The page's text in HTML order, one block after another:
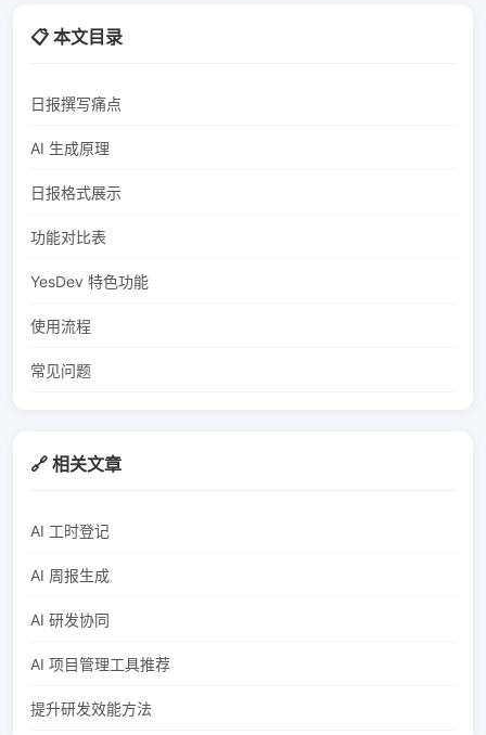
📋 本文目录
日报撰写痛点
AI 生成原理
日报格式展示
功能对比表
YesDev 特色功能
使用流程
常见问题
🔗 相关文章
AI 工时登记
AI 周报生成
AI 研发协同
AI 项目管理工具推荐
提升研发效能方法